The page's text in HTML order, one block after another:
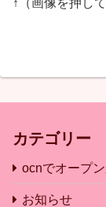
カテゴリー
ocnでオープ
お知らせ